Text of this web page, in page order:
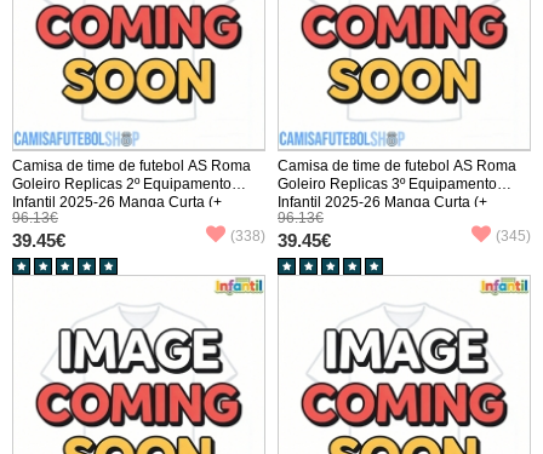
Camisa de time de futebol AS Roma
Goleiro Replicas 2º Equipamento
Infantil 2025-26 Manga Curta (+
Calças curtas)
96.13€
39.45€ (338)
Camisa de time de futebol AS Roma
Goleiro Replicas 3º Equipamento
Infantil 2025-26 Manga Curta (+
Calças curtas)
96.13€
39.45€ (345)